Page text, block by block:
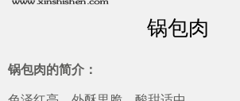
锅包肉
锅包肉的简介：